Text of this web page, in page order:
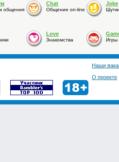
общения
Chat
Общение on-line
Joke
Love
Знакомства Игры
Наши
О проекте